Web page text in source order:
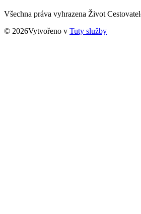
Všechna práva vyhrazena Život
© 2026Vytvořeno v Tuty služby